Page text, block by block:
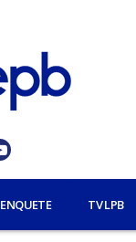
ENQUETE TV LPB